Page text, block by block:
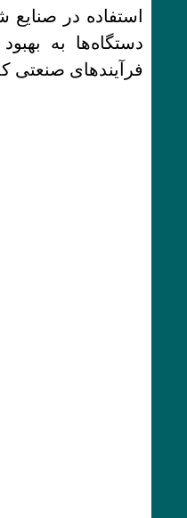
استفاده در
دستگاه‌ها به
فرآیندهای صنعتی